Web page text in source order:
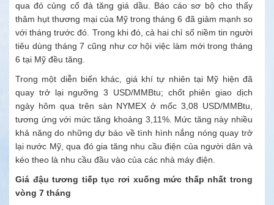
qua đó củng cố đà tăng giá dầu. Báo cáo sơ bộ cho thấy
thâm hụt thương mại của Mỹ trong tháng 6 đã giảm mạnh so
với tháng trước đó. Trong khi đó, cả hai chỉ số niềm tin người
tiêu dùng tháng 7 cũng như cơ hội việc làm mới trong tháng
6 tại Mỹ đều tăng.
Trong một diễn biến khác, giá khí tự nhiên tại Mỹ hiện đã
quay trở lại ngưỡng 3 USD/MMBtu; chốt phiên giao dịch
ngày hôm qua trên sàn NYMEX ở mốc 3,08 USD/MMBtu,
tương ứng với mức tăng khoảng 3,11%. Mức tăng này nhiều
khả năng do những dự báo về tình hình nắng nóng quay trở
lại nước Mỹ, qua đó gia tăng nhu cầu điện của người dân và
kéo theo là nhu cầu đầu vào của các nhà máy điện.
Giá đậu tương tiếp tục rơi xuống mức thấp nhất trong
vòng 7 tháng